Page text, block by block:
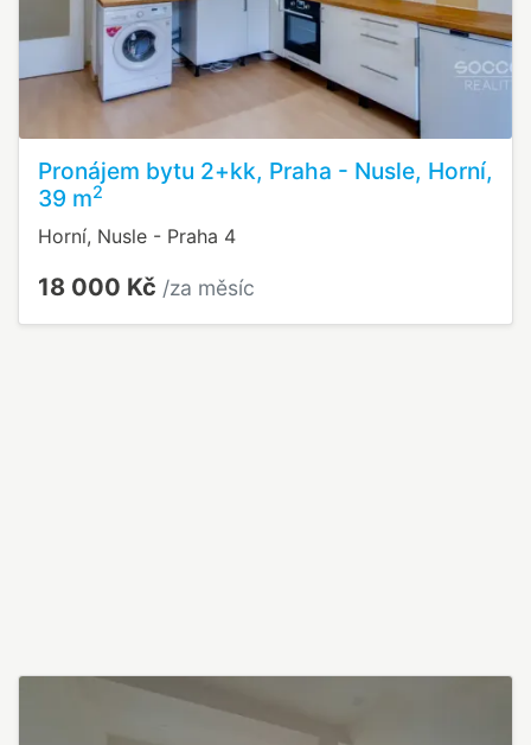
Pronájem bytu 2+kk, Praha - Nusle, Horní,
39 m2
Horní, Nusle - Praha 4
18 000 Kč /za měsíc